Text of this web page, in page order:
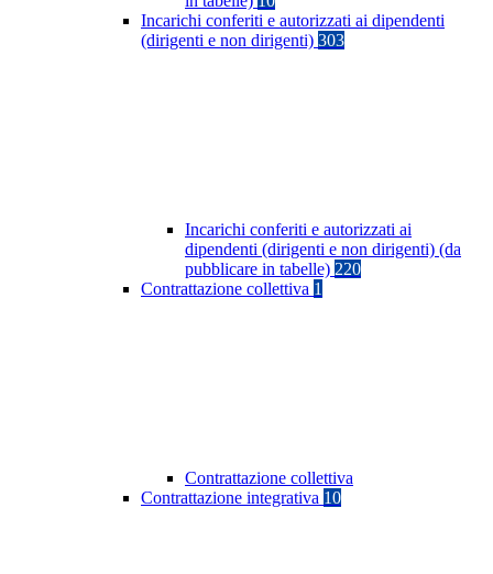
Incarichi conferiti e autorizzati ai dipendenti
(dirigenti e non dirigenti) 303
Incarichi conferiti e autorizzati ai
dipendenti (dirigenti e non dirigenti) (da
pubblicare in tabelle) 220
Contrattazione collettiva 1
Contrattazione collettiva
Contrattazione integrativa 10